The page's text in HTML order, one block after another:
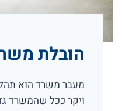
הובלת
מעבר משרד הוא
ויקר ככל שהמשרד